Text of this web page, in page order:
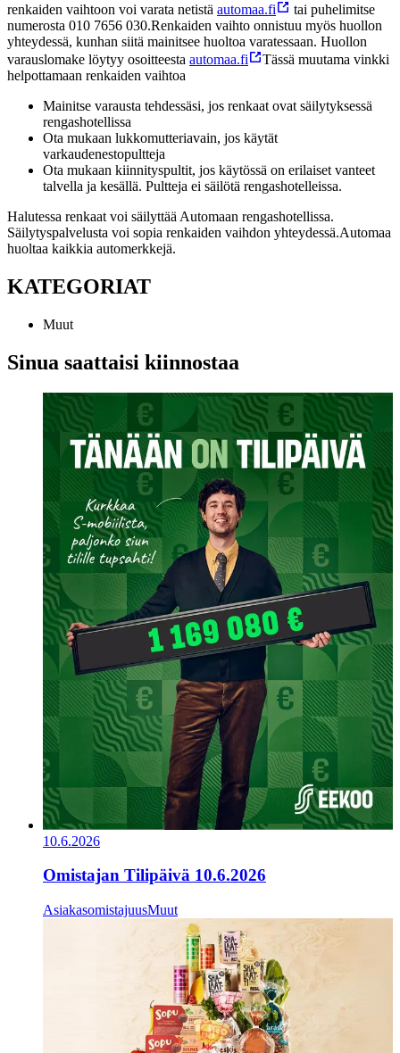
renkaiden vaihtoon voi varata netistä automaa.fi
tai puhelimitse
numerosta 010 7656 030.Renkaiden vaihto onnistuu myös huollon
yhteydessä, kunhan siitä mainitsee huoltoa varatessaan. Huollon
varauslomake löytyy osoitteesta automaa.fi
Tässä muutama vinkki
helpottamaan renkaiden vaihtoa
Mainitse varausta tehdessäsi, jos renkaat ovat säilytyksessä
rengashotellissa
Ota mukaan lukkomutteriavain, jos käytät
varkaudenestopultteja
Ota mukaan kiinnityspultit, jos käytössä on erilaiset vanteet
talvella ja kesällä. Pultteja ei säilötä rengashotelleissa.
Halutessa renkaat voi säilyttää Automaan rengashotellissa.
Säilytyspalvelusta voi sopia renkaiden vaihdon yhteydessä.Automaa
huoltaa kaikkia automerkkejä.
KATEGORIAT
Muut
Sinua saattaisi kiinnostaa
10.6.2026
Omistajan Tilipäivä 10.6.2026
AsiakasomistajuusMuut